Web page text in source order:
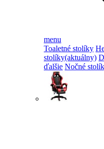
menu
Toaletné stolíky
stolíky(aktuálny)
ďalšie Nočné